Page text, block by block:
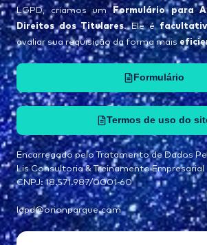
LGPD, criamos umFormulário para
Direitos dos Titulares. Ele é
avaliar sua requisição da forma mais
Formulário
Termos de uso do
Encarregado pelo Tratamento de Dados
Lis Consultoria & Treinamento Empresarial
CNPJ: 18.571.987/0001-60
lgpd@orionparque.com